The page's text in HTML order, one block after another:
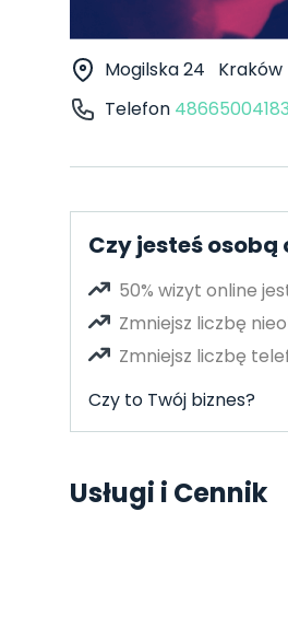
Mogilska 24 Kraków
Telefon 48665004183
Czy jesteś
50% wizyt online
Zmniejsz liczbę
Zmniejsz liczbę
Czy to Twój biznes?
Usługi i Cennik